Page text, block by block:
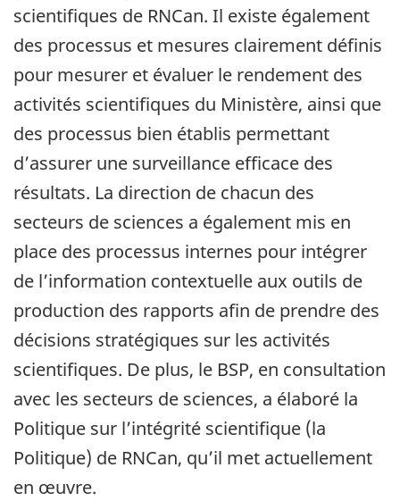
scientifiques de RNCan. Il existe également
des processus et mesures clairement définis
pour mesurer et évaluer le rendement des
activités scientifiques du Ministère, ainsi que
des processus bien établis permettant
d’assurer une surveillance efficace des
résultats. La direction de chacun des
secteurs de sciences a également mis en
place des processus internes pour intégrer
de l’information contextuelle aux outils de
production des rapports afin de prendre des
décisions stratégiques sur les activités
scientifiques. De plus, le BSP, en consultation
avec les secteurs de sciences, a élaboré la
Politique sur l’intégrité scientifique (la
Politique) de RNCan, qu’il met actuellement
en œuvre.